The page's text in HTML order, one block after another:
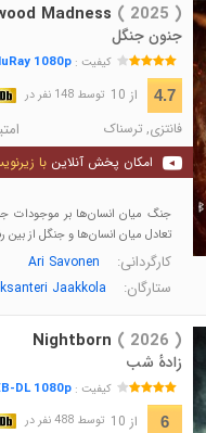
Madness ( 2025 )
جنون جنگل
کیفیت :1080p
4.7 از 10 توسط 148 نفر در
فانتزی, ترسناک
امکان پخش آنلاین با
جنگ میان انسان‌ها بر موجودات
تعادل میان انسان‌ها و جنگل از بین
کارگردانی: Ari Savonen
ستارگان: Jaakkola
Nightborn ( 2026 )
زادهٔ شب
کیفیت :DL 1080p
6 از 10 توسط 488 نفر در